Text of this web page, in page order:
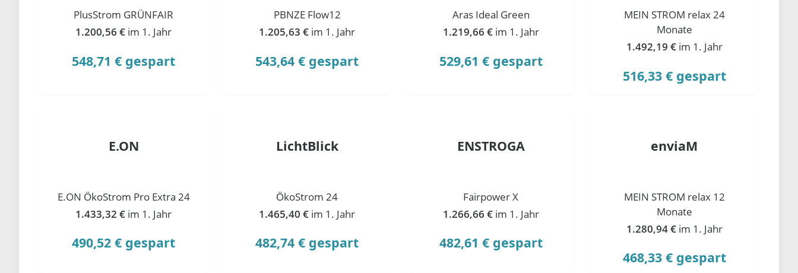
PlusStrom GRÜNFAIR
1.200,56 € im 1. Jahr
548,71 € gespart
PBNZE Flow12
1.205,63 € im 1. Jahr
543,64 € gespart
Aras Ideal Green
1.219,66 € im 1. Jahr
529,61 € gespart
MEIN STROM relax 24
Monate
1.492,19 € im 1. Jahr
516,33 € gespart
E.ON
E.ON ÖkoStrom Pro Extra 24
1.433,32 € im 1. Jahr
490,52 € gespart
LichtBlick
ÖkoStrom 24
1.465,40 € im 1. Jahr
482,74 € gespart
ENSTROGA
Fairpower X
1.266,66 € im 1. Jahr
482,61 € gespart
enviaM
MEIN STROM relax 12
Monate
1.280,94 € im 1. Jahr
468,33 € gespart